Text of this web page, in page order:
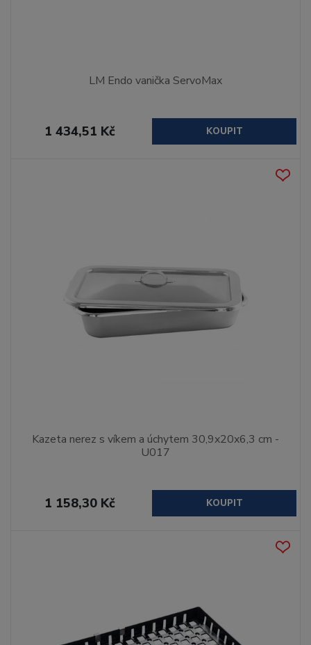
LM Endo vanička ServoMax
1 434,51 Kč KOUPIT
Kazeta nerez s víkem a úchytem 30,9x20x6,3 cm -
U017
1 158,30 Kč KOUPIT